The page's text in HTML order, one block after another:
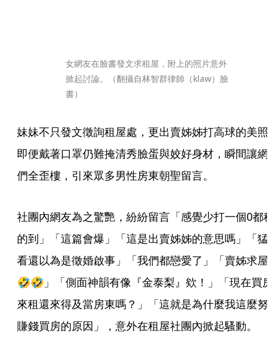
女網友在臉書發文求租屋，附上的照片意外
掀起討論。（翻攝自林智群律師（klaw）臉
書）
妹妹不只發文徵詢租屋處，更出賣姊姊打高球的美照
即便戴著口罩仍難掩清秀臉蛋與姣好身材，瞬間讓網
們全歪樓，引來眾多男性房東朝聖留言。
社團內網友為之驚艷，紛紛留言「感覺少打一個0都
的到」「這篇會爆」「這是出賣姊姊的意思嗎」「猛
看還以為是徵婚啟事」「我們都戀愛了」「賣姊求屋
🤣🤣」「側面神韻有像『金泰梨』欸！」「現在買
來租還來得及當房東嗎？」「這就是為什麼我這麼努
賺錢買房的原因」，意外在租屋社團內掀起騷動。